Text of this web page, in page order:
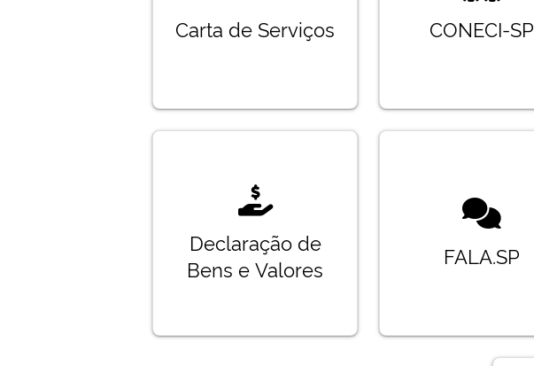
Carta de Serviços CONECI-SP
Declaração de
Bens e Valores
FALA.SP